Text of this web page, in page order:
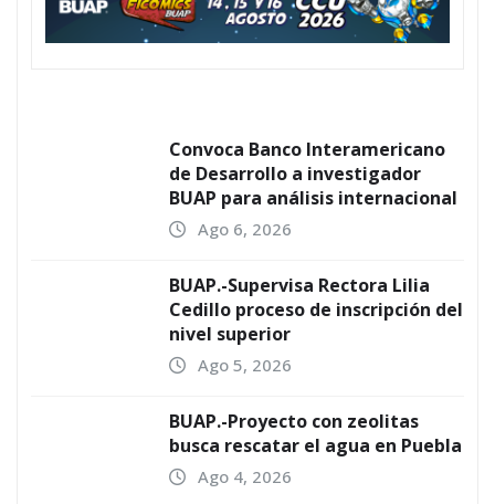
Convoca Banco Interamericano
de Desarrollo a investigador
BUAP para análisis internacional
Ago 6, 2026
BUAP.-Supervisa Rectora Lilia
Cedillo proceso de inscripción del
nivel superior
Ago 5, 2026
BUAP.-Proyecto con zeolitas
busca rescatar el agua en Puebla
Ago 4, 2026